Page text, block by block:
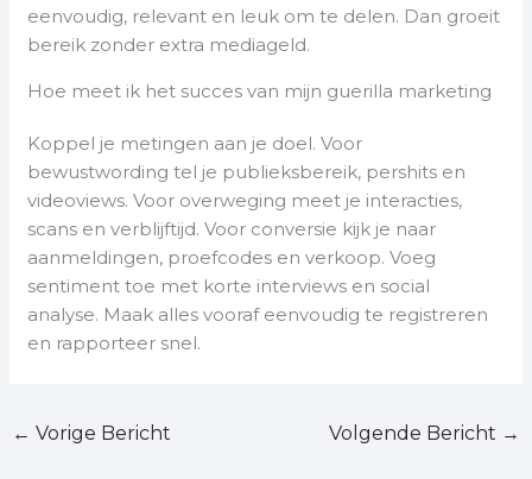
eenvoudig, relevant en leuk om te delen. Dan groeit
bereik zonder extra mediageld.
Hoe meet ik het succes van mijn guerilla marketing
Koppel je metingen aan je doel. Voor
bewustwording tel je publieksbereik, pershits en
videoviews. Voor overweging meet je interacties,
scans en verblijftijd. Voor conversie kijk je naar
aanmeldingen, proefcodes en verkoop. Voeg
sentiment toe met korte interviews en social
analyse. Maak alles vooraf eenvoudig te registreren
en rapporteer snel.
← Vorige Bericht Volgende Bericht →